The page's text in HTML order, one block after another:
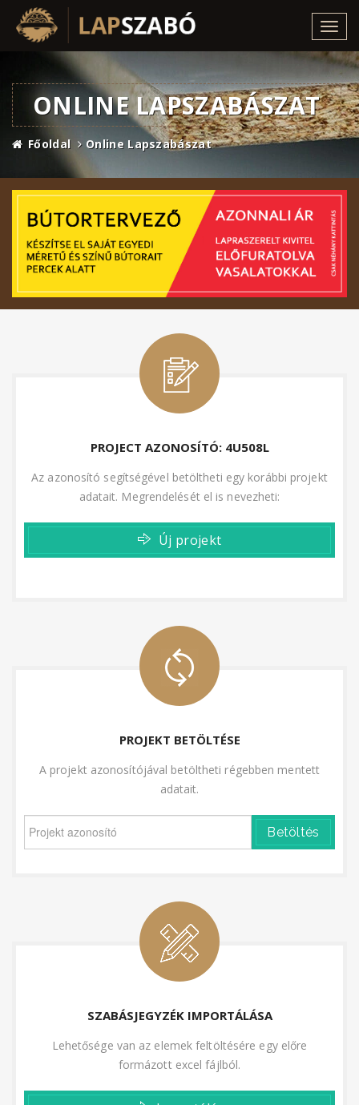
ONLINE LAPSZABÁSZAT
Főoldal Online Lapszabászat
PROJECT AZONOSÍTÓ: 4U508L
Az azonosító segítségével betöltheti egy korábbi projekt
adatait. Megrendelését el is nevezheti:
Új projekt
PROJEKT BETÖLTÉSE
A projekt azonosítójával betöltheti régebben mentett
adatait.
Betöltés
SZABÁSJEGYZÉK IMPORTÁLÁSA
Lehetősége van az elemek feltöltésére egy előre
formázott excel fájlból.